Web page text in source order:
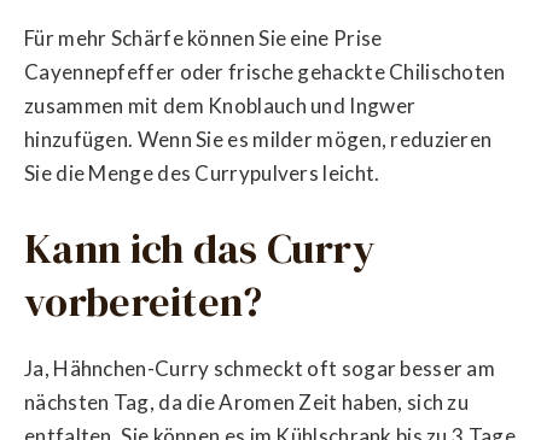
Für mehr Schärfe können Sie eine Prise
Cayennepfeffer oder frische gehackte Chilischoten
zusammen mit dem Knoblauch und Ingwer
hinzufügen. Wenn Sie es milder mögen, reduzieren
Sie die Menge des Currypulvers leicht.
Kann ich das Curry
vorbereiten?
Ja, Hähnchen-Curry schmeckt oft sogar besser am
nächsten Tag, da die Aromen Zeit haben, sich zu